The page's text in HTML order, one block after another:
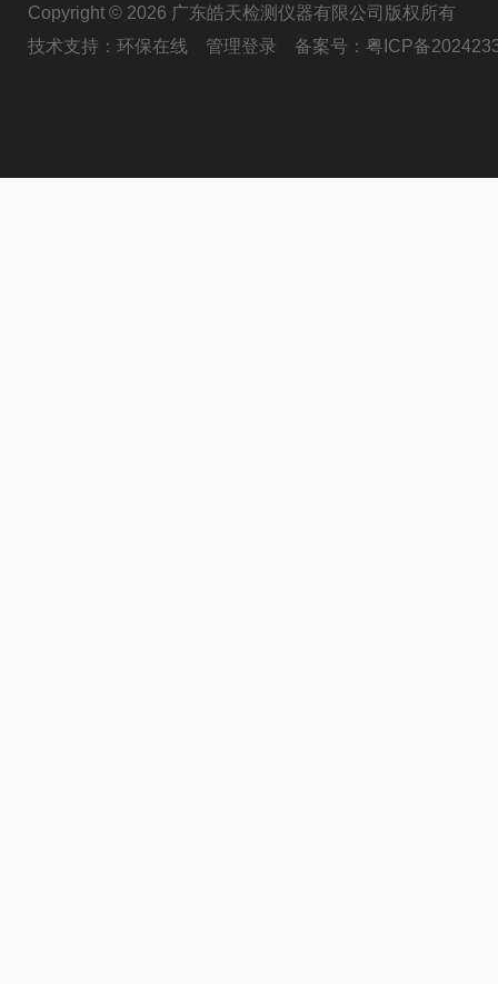
Copyright © 2026 广东皓天检测仪器有限公司版权所有
技术支持： 环保在线 管理登录 备案号： 粤ICP备